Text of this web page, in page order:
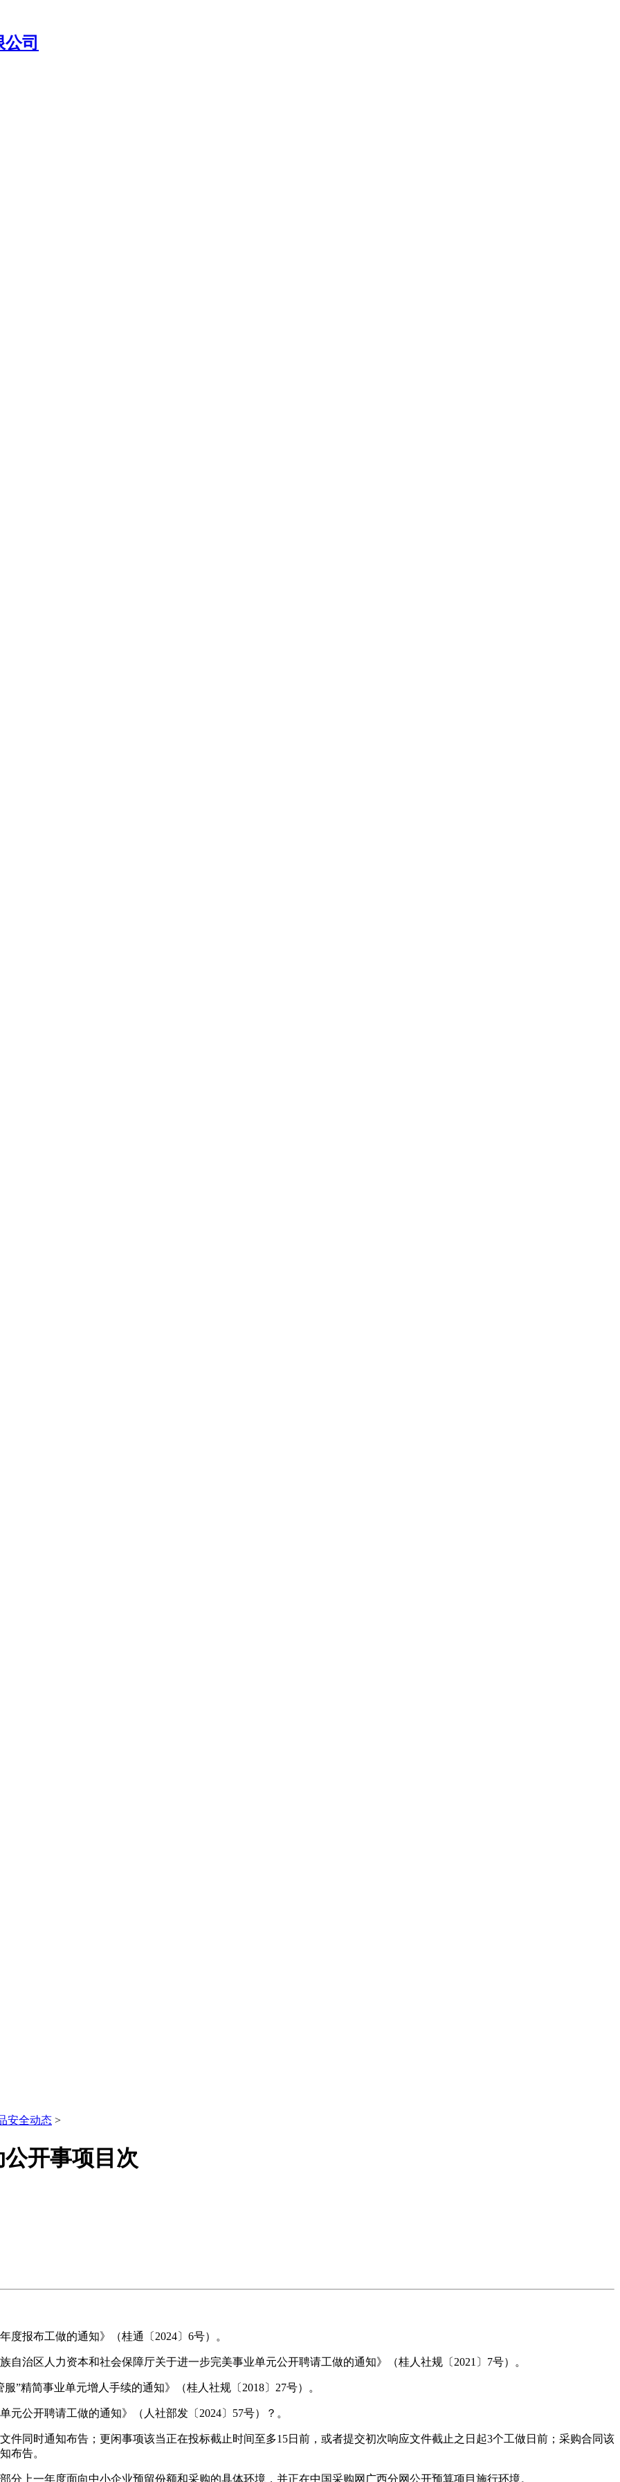
安全动态 >
开事项目次
报布工做的通知》（桂通〔2024〕6号）。
区人力资本和社会保障厅关于进一步完美事业单元公开聘请工做的通知》（桂人社规〔2021〕7号）。
简事业单元增人手续的通知》（桂人社规〔2018〕27号）。
开聘请工做的通知》（人社部发〔2024〕57号）？。
时通知布告；更闲事项该当正在投标截止时间至多15日前，或者提交初次响应文件截止之日起3个工做日前；采购合同该
布告。
一年度面向中小企业预留份额和采购的具体环境，并正在中国采购网广西分网公开预算项目施行环境。